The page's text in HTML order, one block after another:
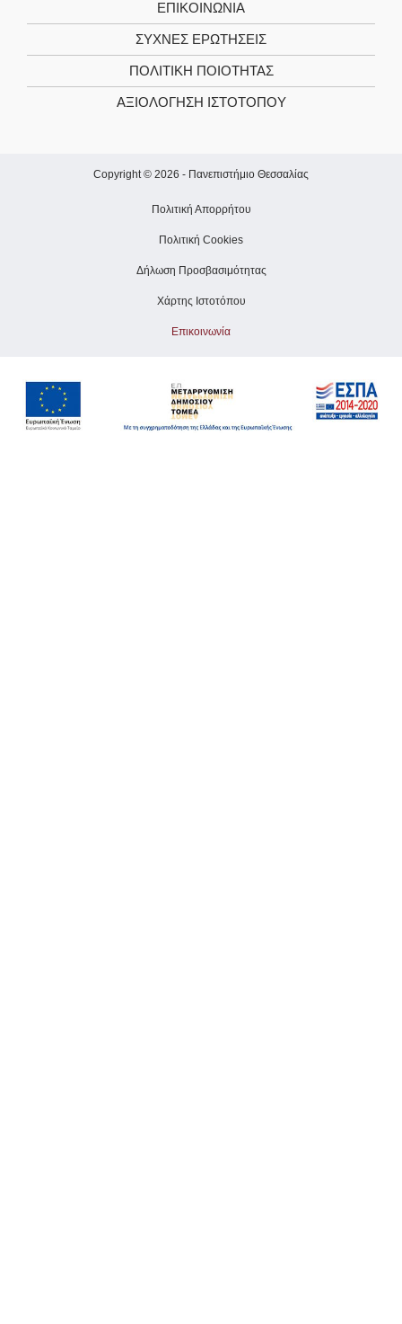
ΕΠΙΚΟΙΝΩΝΊΑ
ΣΥΧΝΕΣ ΕΡΩΤΗΣΕΙΣ
ΠΟΛΙΤΙΚΉ ΠΟΙΌΤΗΤΑΣ
ΑΞΙΟΛΌΓΗΣΗ ΙΣΤΌΤΟΠΟΥ
Copyright © 2026 - Πανεπιστήμιο Θεσσαλίας
Πολιτική Απορρήτου
Πολιτική Cookies
Δήλωση Προσβασιμότητας
Χάρτης Ιστοτόπου
Επικοινωνία